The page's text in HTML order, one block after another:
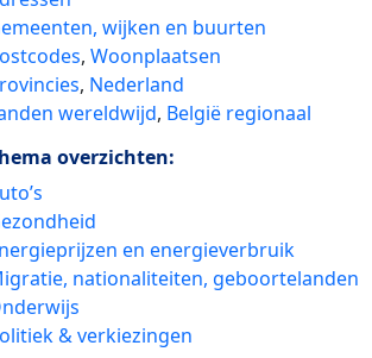
wijken en buurten
,Woonplaatsen
, Nederland
wereldwijd, België regionaal
overzichten:
en energieverbruik
nationaliteiten, geboortelanden
& verkiezingen